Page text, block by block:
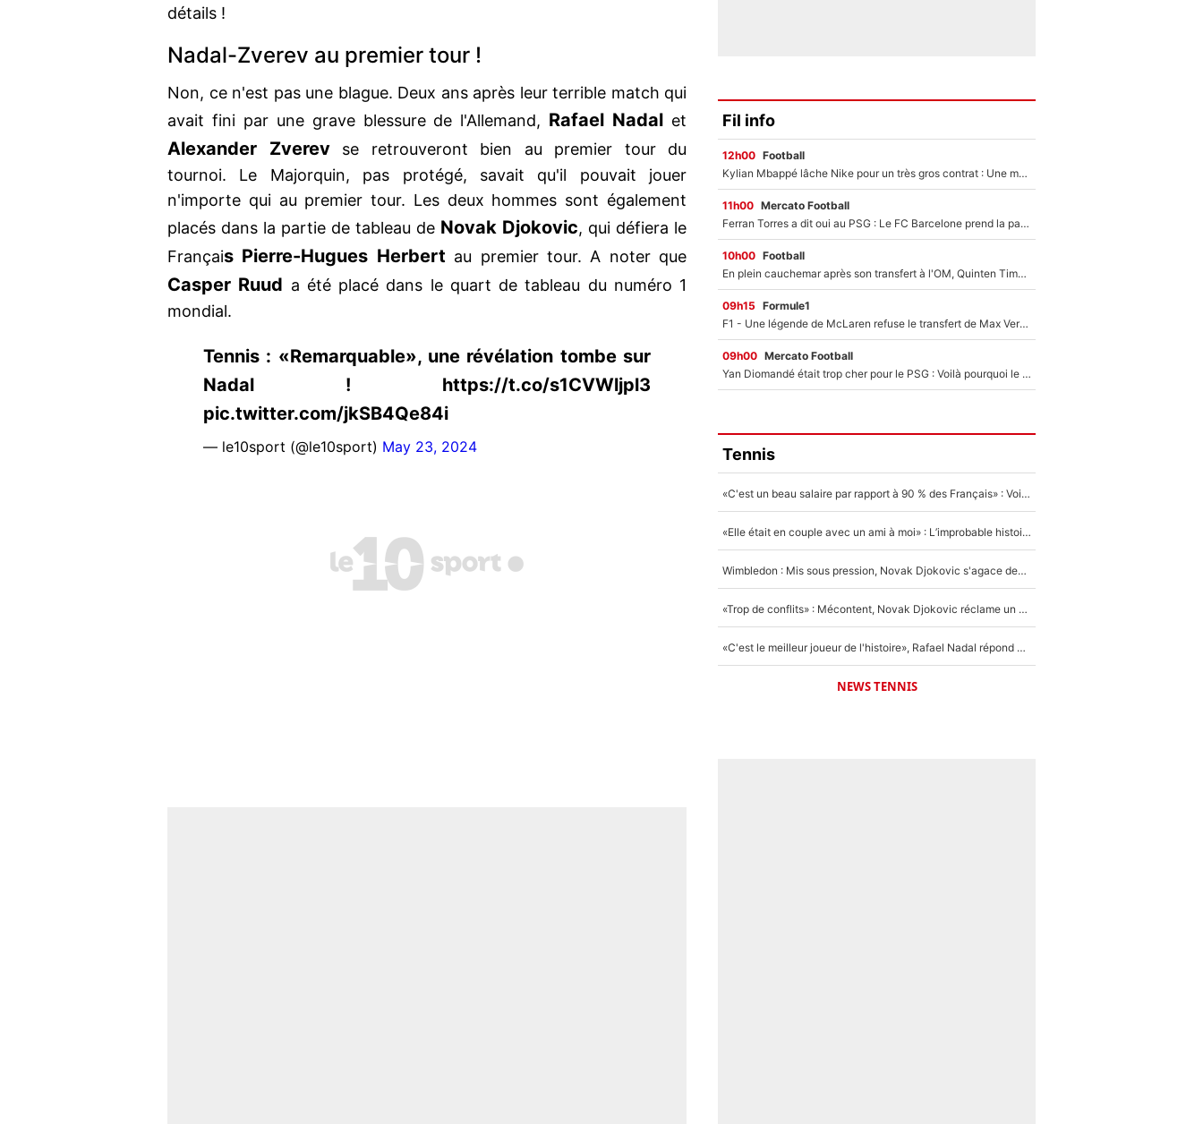
détails !
Nadal-Zverev au premier tour !
Non, ce n'est pas une blague. Deux ans après leur terrible match qui
avait fini par une grave blessure de l'Allemand, Rafael Nadal et
Alexander Zverevse retrouveront bien au premier tour du
tournoi. Le Majorquin, pas protégé, savait qu'il pouvait jouer
n'importe qui au premier tour. Les deux hommes sont également
placés dans la partie de tableau de Novak Djokovic, qui défiera le
Français Pierre-Hugues Herbert au premier tour. A noter que
Casper Ruud a été placé dans le quart de tableau du numéro 1
mondial.
Tennis : «Remarquable», une révélation tombe sur
Nadal ! https://t.co/s1CVWljpl3
pic.twitter.com/jkSB4Qe84i
— le10sport (@le10sport) May 23, 2024
Fil info
12h00 Football
Kylian Mbappé lâche Nike pour un très gros contrat : Une marque «inattendue» va frapper très fort
11h00 Mercato Football
Ferran Torres a dit oui au PSG : Le FC Barcelone prend la parole alors qu'un transfert de l'attaquant espagnol prend forme
10h00 Football
En plein cauchemar après son transfert à l'OM, Quinten Timber raconte ses doutes après sa signature à Marseille
09h15 Formule1
F1 - Une légende de McLaren refuse le transfert de Max Verstappen qui pourrait «faire des vagues» et plomber l'ambiance dans l'équipe
09h00 Mercato Football
Yan Diomandé était trop cher pour le PSG : Voilà pourquoi le Real Madrid a accepté de payer la somme record de 140M€ pour boucler son transfert !
Tennis
«C'est un beau salaire par rapport à 90 % des Français» : Voilà combien touchait Nelson Monfort sur France Télévisions avant de rejoindre CNews
«Elle était en couple avec un ami à moi» : L’improbable histoire derrière la «seule relation longue» de Novak Djokovic
Wimbledon : Mis sous pression, Novak Djokovic s'agace devant la presse !
«Trop de conflits» : Mécontent, Novak Djokovic réclame un grand changement !
«C'est le meilleur joueur de l'histoire», Rafael Nadal répond à la question que tout le monde se pose !
NEWS TENNIS